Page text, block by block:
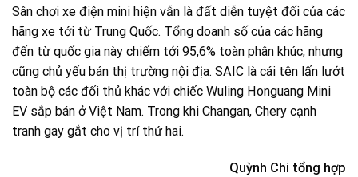
Sân chơi xe điện mini hiện vẫn là đất diễn tuyệt đối của các
hãng xe tới từ Trung Quốc. Tổng doanh số của các hãng
đến từ quốc gia này chiếm tới 95,6% toàn phân khúc, nhưng
cũng chủ yếu bán thị trường nội địa. SAIC là cái tên lấn lướt
toàn bộ các đối thủ khác với chiếc Wuling Honguang Mini
EV sắp bán ở Việt Nam. Trong khi Changan, Chery cạnh
tranh gay gắt cho vị trí thứ hai.
Quỳnh Chi tổng hợp